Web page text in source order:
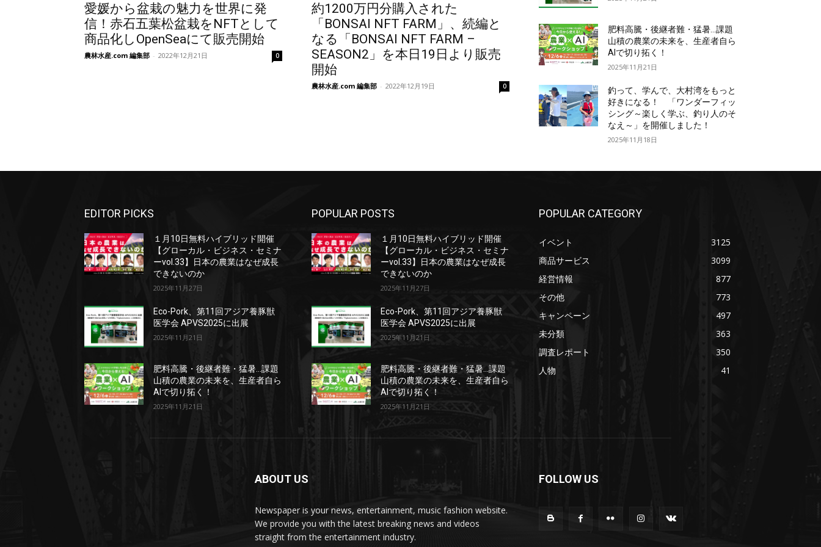
愛媛から盆栽の魅力を世界に発
信！赤石五葉松盆栽をNFTとして
商品化しOpenSeaにて販売開始
農林水産.com 編集部 - 2022年12月21日 0
約1200万円分購入された
「BONSAI NFT FARM」、続編と
なる「BONSAI NFT FARM –
SEASON2」を本日19日より販売
開始
農林水産.com 編集部 - 2022年12月19日 0
肥料高騰・後継者難・猛暑…課題
山積の農業の未来を、生産者自ら
AIで切り拓く！
2025年11月21日
釣って、学んで、大村湾をもっと
好きになる！ 「ワンダーフィッ
シング～楽しく学ぶ、釣り人のそ
なえ～」を開催しました！
2025年11月18日
EDITOR PICKS
１月10日無料ハイブリッド開催
【グローカル・ビジネス・セミナ
ーvol.33】日本の農業はなぜ成長
できないのか
2025年11月27日
Eco-Pork、第11回アジア養豚獣
医学会 APVS2025に出展
2025年11月21日
肥料高騰・後継者難・猛暑…課題
山積の農業の未来を、生産者自ら
AIで切り拓く！
2025年11月21日
POPULAR POSTS
１月10日無料ハイブリッド開催
【グローカル・ビジネス・セミナ
ーvol.33】日本の農業はなぜ成長
できないのか
2025年11月27日
Eco-Pork、第11回アジア養豚獣
医学会 APVS2025に出展
2025年11月21日
肥料高騰・後継者難・猛暑…課題
山積の農業の未来を、生産者自ら
AIで切り拓く！
2025年11月21日
POPULAR CATEGORY
イベント
3125
商品サービス
3099
経営情報
877
その他
773
キャンペーン
497
未分類
363
調査レポート
350
人物
41
ABOUT US
Newspaper is your news, entertainment, music fashion website.
We provide you with the latest breaking news and videos
straight from the entertainment industry.
FOLLOW US